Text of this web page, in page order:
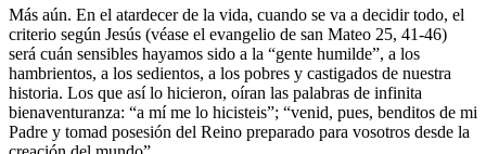
Más aún. En el atardecer de la vida, cuando se va a decidir todo, el
criterio según Jesús (véase el evangelio de san Mateo 25, 41-46)
será cuán sensibles hayamos sido a la “gente humilde”, a los
hambrientos, a los sedientos, a los pobres y castigados de nuestra
historia. Los que así lo hicieron, oíran las palabras de infinita
bienaventuranza: “a mí me lo hicisteis”; “venid, pues, benditos de mi
Padre y tomad posesión del Reino preparado para vosotros desde la